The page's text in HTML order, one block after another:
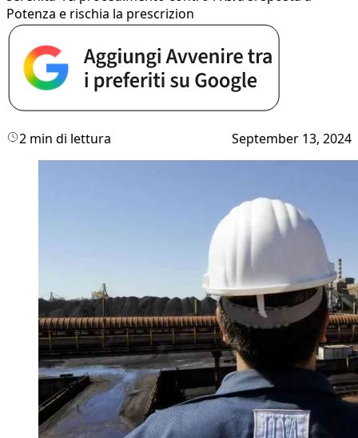
Potenza e rischia la prescrizion
2 min di lettura September 13, 2024